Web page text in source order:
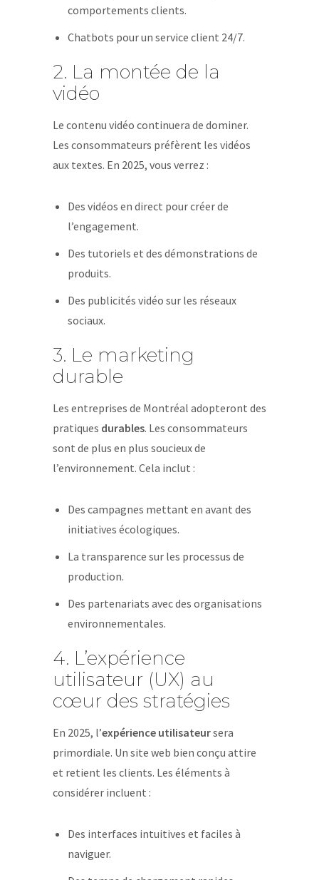
comportements clients.
Chatbots pour un service client 24/7.
2. La montée de la
vidéo
Le contenu vidéo continuera de dominer.
Les consommateurs préfèrent les vidéos
aux textes. En 2025, vous verrez :
Des vidéos en direct pour créer de
l’engagement.
Des tutoriels et des démonstrations de
produits.
Des publicités vidéo sur les réseaux
sociaux.
3. Le marketing
durable
Les entreprises de Montréal adopteront des
pratiques durables. Les consommateurs
sont de plus en plus soucieux de
l’environnement. Cela inclut :
Des campagnes mettant en avant des
initiatives écologiques.
La transparence sur les processus de
production.
Des partenariats avec des organisations
environnementales.
4. L’expérience
utilisateur (UX) au
cœur des stratégies
En 2025, l’expérience utilisateursera
primordiale. Un site web bien conçu attire
et retient les clients. Les éléments à
considérer incluent :
Des interfaces intuitives et faciles à
naviguer.